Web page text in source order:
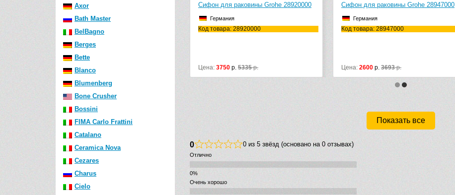
Axor
Bath Master
BelBagno
Berges
Bette
Blanco
Blumenberg
Bone Crusher
Bossini
FIMA Carlo Frattini
Catalano
Ceramica Nova
Cezares
Charus
Cielo
Сифон для раковины Grohe 28920000
Германия
Код товара: 28920000
Цена: 3750 р. 5335р.
Сифон для раковины Grohe 28947000
Германия
Код товара: 28947000
Цена: 2600 р. 3693р.
Показать все
0 0 из 5 звёзд (основано на 0 отзывах)
Отлично
Очень хорошо